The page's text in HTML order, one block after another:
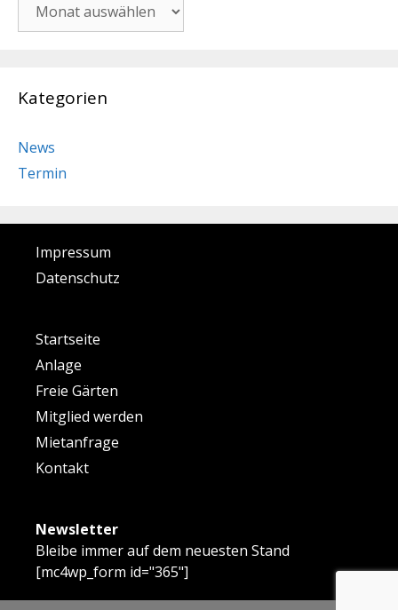
Kategorien
News
Termin
Impressum
Datenschutz
Startseite
Anlage
Freie Gärten
Mitglied werden
Mietanfrage
Kontakt
Newsletter
Bleibe immer auf dem neuesten Stand
[mc4wp_form id="365"]